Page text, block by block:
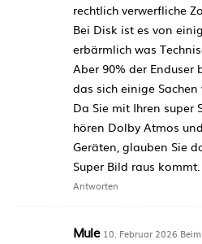
rechtlich verwerfliche
Bei Disk ist es von
erbärmlich was
Aber 90% der
das sich einige
Da Sie mit Ihren super
hören Dolby Atmos
Geräten, glauben Sie
Super Bild raus kommt.
Antworten
Mule 10. Februar 2026